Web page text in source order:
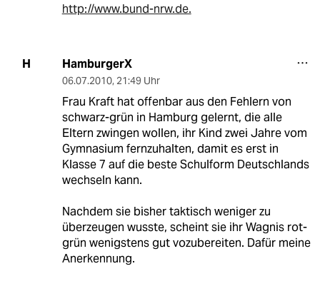
http://www.bund-nrw.de.
H HamburgerX
06.07.2010, 21:49 Uhr
Frau Kraft hat offenbar aus den Fehlern von
schwarz-grün in Hamburg gelernt, die alle
Eltern zwingen wollen, ihr Kind zwei Jahre vom
Gymnasium fernzuhalten, damit es erst in
Klasse 7 auf die beste Schulform Deutschlands
wechseln kann.
Nachdem sie bisher taktisch weniger zu
überzeugen wusste, scheint sie ihr Wagnis rot-
grün wenigstens gut vozubereiten. Dafür meine
Anerkennung.